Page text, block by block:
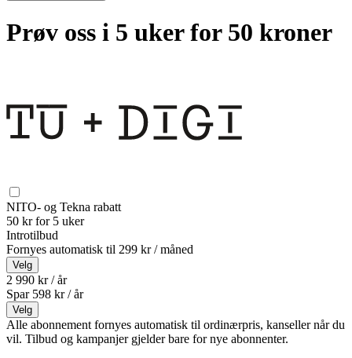
Prøv oss i 5 uker for 50 kroner
NITO- og Tekna rabatt
50 kr for 5 uker
Introtilbud
Fornyes automatisk til 299 kr / måned
Velg
2 990 kr / år
Spar 598 kr /år
Velg
Alle abonnement fornyes automatisk til ordinærpris, kanseller når du
vil. Tilbud og kampanjer gjelder bare for nye abonnenter.